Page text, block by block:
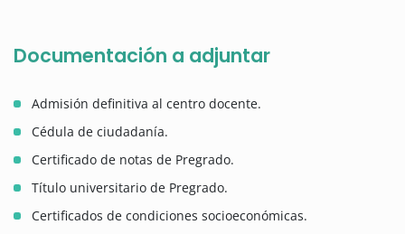
Documentación a adjuntar
Admisión definitiva al centro docente.
Cédula de ciudadanía.
Certificado de notas de Pregrado.
Título universitario de Pregrado.
Certificados de condiciones socioeconómicas.